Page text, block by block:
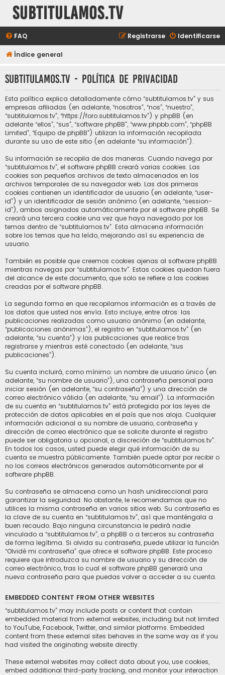
subtitulamos.tv
FAQ Identificarse
Registrarse
Índice general
subtitulamos.tv - Política de privacidad
Esta política explica detalladamente cómo “subtitulamos.tv” y sus
empresas afiliadas (en adelante, “nosotros”, “nos”, “nuestro”,
“subtitulamos.tv”, “https://foro.subtitulamos.tv”) y phpBB (en
adelante “ellos”, “sus”, “software phpBB”, “www.phpbb.com”, “phpBB
Limited”, “Equipo de phpBB”) utilizan la información recopilada
durante su uso de este sitio (en adelante “su información”).
Su información se recopila de dos maneras. Cuando navega por
“subtitulamos.tv”, el software phpBB creará varias cookies. Las
cookies son pequeños archivos de texto almacenados en los
archivos temporales de su navegador web. Las dos primeras
cookies contienen un identificador de usuario (en adelante, “user-
id”) y un identificador de sesión anónimo (en adelante, “session-
id”), ambos asignados automáticamente por el software phpBB. Se
creará una tercera cookie una vez que haya navegado por los
temas dentro de “subtitulamos.tv”. Esta almacena información
sobre los temas que ha leído, mejorando así su experiencia de
usuario.
También es posible que creemos cookies ajenas al software phpBB
mientras navegas por “subtitulamos.tv”. Estas cookies quedan fuera
del alcance de este documento, que solo se refiere a las cookies
creadas por el software phpBB.
La segunda forma en que recopilamos información es a través de
los datos que usted nos envía. Esto incluye, entre otros: las
publicaciones realizadas como usuario anónimo (en adelante,
“publicaciones anónimas”), el registro en “subtitulamos.tv” (en
adelante, “su cuenta”) y las publicaciones que realice tras
registrarse y mientras esté conectado (en adelante, “sus
publicaciones”).
Su cuenta incluirá, como mínimo: un nombre de usuario único (en
adelante, “su nombre de usuario”), una contraseña personal para
iniciar sesión (en adelante, “su contraseña”) y una dirección de
correo electrónico válida (en adelante, “su email”). La información
de su cuenta en “subtitulamos.tv” está protegida por las leyes de
protección de datos aplicables en el país que nos aloja. Cualquier
información adicional a su nombre de usuario, contraseña y
dirección de correo electrónico que se solicite durante el registro
puede ser obligatoria u opcional, a discreción de “subtitulamos.tv”.
En todos los casos, usted puede elegir qué información de su
cuenta se muestra públicamente. También puede optar por recibir o
no los correos electrónicos generados automáticamente por el
software phpBB.
Su contraseña se almacena como un hash unidireccional para
garantizar la seguridad. No obstante, le recomendamos que no
utilices la misma contraseña en varios sitios web. Su contraseña es
la clave de su cuenta en “subtitulamos.tv”, así que manténgala a
buen recaudo. Bajo ninguna circunstancia le pedirá nadie
vinculado a “subtitulamos.tv”, a phpBB o a terceros su contraseña
de forma legítima. Si olvida su contraseña, puede utilizar la función
“Olvidé mi contraseña” que ofrece el software phpBB. Este proceso
requiere que introduzca su nombre de usuario y su dirección de
correo electrónico, tras lo cual el software phpBB generará una
nueva contraseña para que puedas volver a acceder a su cuenta.
EMBEDDED CONTENT FROM OTHER WEBSITES
“subtitulamos.tv” may include posts or content that contain
embedded material from external websites, including but not limited
to YouTube, Facebook, Twitter, and similar platforms. Embedded
content from these external sites behaves in the same way as if you
had visited the originating website directly.
These external websites may collect data about you, use cookies,
embed additional third-party tracking, and monitor your interaction